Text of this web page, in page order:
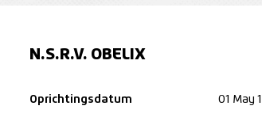
N.S.R.V. OBELIX
Oprichtingsdatum 01 May